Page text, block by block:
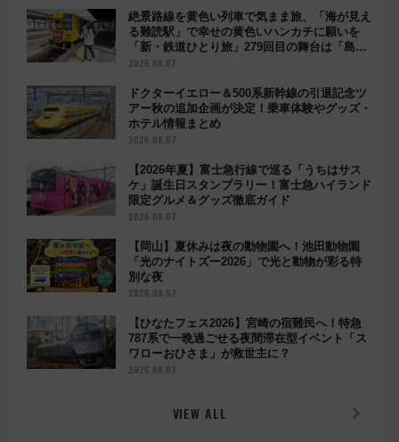
絶景路線を黄色い列車で気まま旅、「海が見え
る難読駅」で幸せの黄色いハンカチに願いを
「新・鉄道ひとり旅」279回目の舞台は「島原
鉄道」
2026.08.07
ドクターイエロー＆500系新幹線の引退記念ツ
アー秋の追加企画が決定！乗車体験やグッズ・
ホテル情報まとめ
2026.08.07
【2026年夏】富士急行線で巡る「うちはサス
ケ」誕生日スタンプラリー！富士急ハイランド
限定グルメ＆グッズ徹底ガイド
2026.08.07
【岡山】夏休みは夜の動物園へ！池田動物園
「光のナイトズー2026」で光と動物が彩る特
別な夜
2026.08.07
【ひなたフェス2026】宮崎の宿難民へ！特急
787系で一晩過ごせる夜間滞在型イベント「ス
ワローおひさま」が救世主に？
2026.08.07
VIEW ALL